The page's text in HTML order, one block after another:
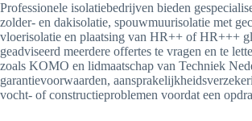
Professionele isolatiebedrijven bieden
zolder- en dakisolatie, spouwmuurisolatie met
vloerisolatie en plaatsing van HR++ of HR+++
geadviseerd meerdere offertes te vragen en te
zoals KOMO en lidmaatschap van Techniek
garantievoorwaarden,
vocht- of constructieproblemen voordat een